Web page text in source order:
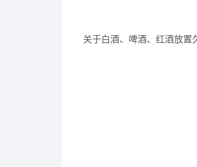
关于白酒、啤酒、红酒放置